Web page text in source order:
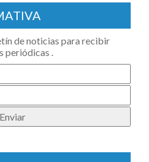
de noticias para recibir
periódicas .